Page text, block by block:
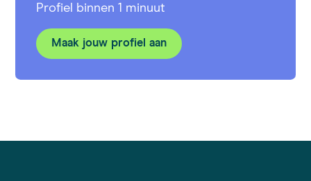
Profiel binnen 1 minuut
Maak jouw profiel aan